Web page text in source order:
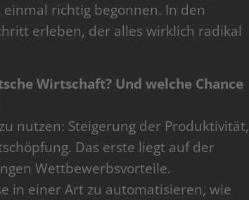
richtig begonnen. In den
erleben, der alles wirklich radikal
Wirtschaft? Und welche Chance
nutzen: Steigerung der Produktivität,
Das erste liegt auf der
Wettbewerbsvorteile.
in einer Art zu automatisieren, wie